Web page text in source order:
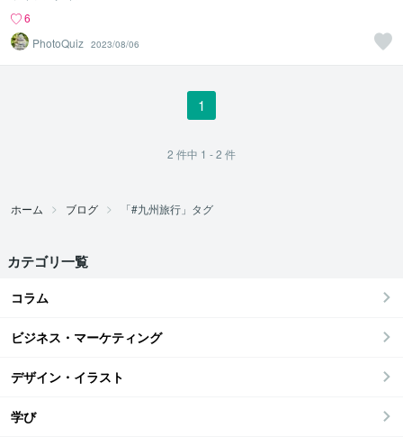
6
PhotoQuiz 2023/08/06
1
2 件中 1 - 2 件
ホーム ブログ 「#九州旅行」タグ
カテゴリ一覧
コラム
ビジネス・マーケティング
デザイン・イラスト
学び